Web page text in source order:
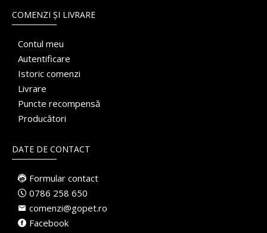
COMENZI ȘI LIVRARE
Contul meu
Autentificare
Istoric comenzi
Livrare
Puncte recompensă
Producători
DATE DE CONTACT
Formular contact
0786 258 650
comenzi@gopet.ro
Facebook